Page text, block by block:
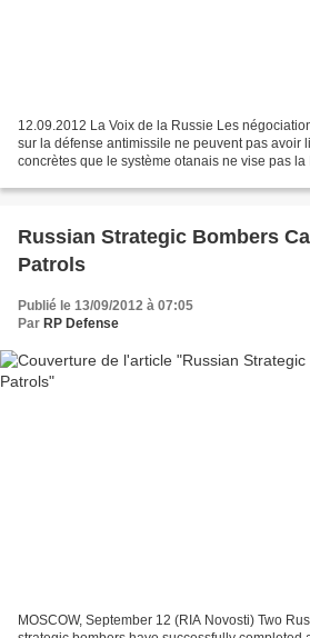
12.09.2012 La Voix de la Russie Les
sur la défense antimissile ne peuvent pas avoir
concrètes que le système otanais ne vise pas
Russian Strategic Bombers
Patrols
Publié le 13/09/2012 à 07:05
Par RP Defense
MOSCOW, September 12 (RIA Novosti) Two